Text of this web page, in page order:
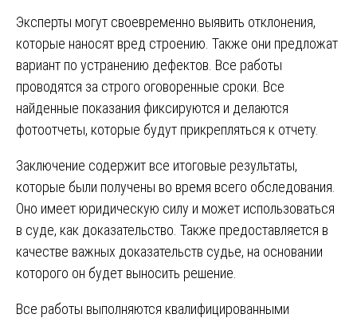
Эксперты могут своевременно выявить отклонения,
которые наносят вред строению. Также они предложат
вариант по устранению дефектов. Все работы
проводятся за строго оговоренные сроки. Все
найденные показания фиксируются и делаются
фотоотчеты, которые будут прикрепляться к отчету.
Заключение содержит все итоговые результаты,
которые были получены во время всего обследования.
Оно имеет юридическую силу и может использоваться
в суде, как доказательство. Также предоставляется в
качестве важных доказательств судье, на основании
которого он будет выносить решение.
Все работы выполняются квалифицированными